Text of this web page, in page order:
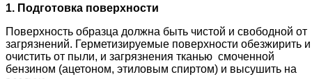
1. Подготовка поверхности
Поверхность образца должна быть чистой и свободной от
загрязнений. Герметизируемые поверхности обезжирить и
очистить от пыли, и загрязнения тканью смоченной
бензином (ацетоном, этиловым спиртом) и высушить на